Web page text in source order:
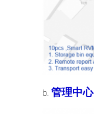
b. 管理中心